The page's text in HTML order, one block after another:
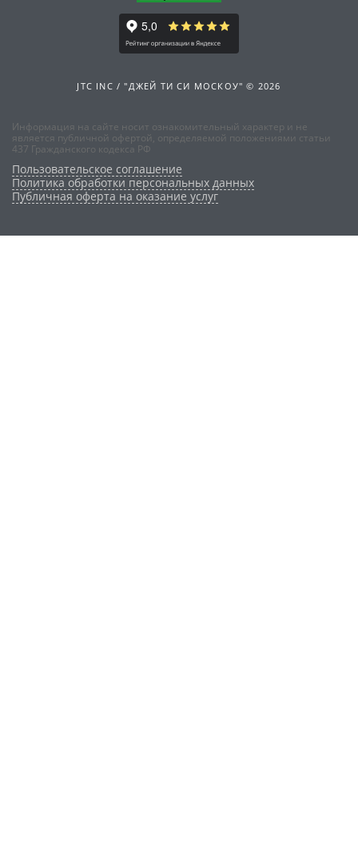
JTC INC / "ДЖЕЙ ТИ СИ МОСКОУ" © 2026
Информация на сайте носит ознакомительный характер и не
является публичной офертой, определяемой положениями статьи
437 Гражданского кодекса РФ
Пользовательское соглашение
Политика обработки персональных данных
Публичная оферта на оказание услуг